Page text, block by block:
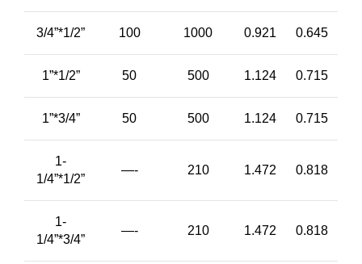
3/4”*1/2” 100 1000 0.921 0.645
1”*1/2” 50 500 1.124 0.715
1”*3/4” 50 500 1.124 0.715
1-
1/4”*1/2”
—- 210 1.472 0.818
1-
1/4”*3/4”
—- 210 1.472 0.818